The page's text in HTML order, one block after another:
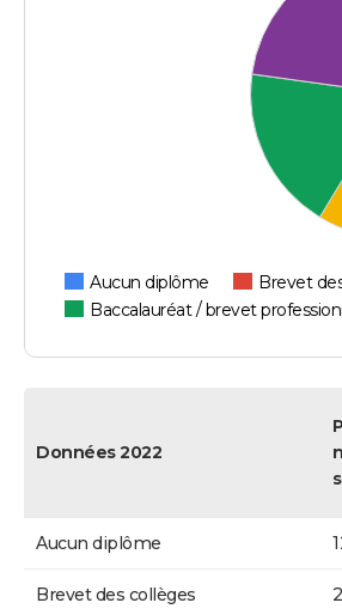
Aucun diplôme Brevet
Baccalauréat / brevet
Données 2022
Aucun diplôme
Brevet des collèges